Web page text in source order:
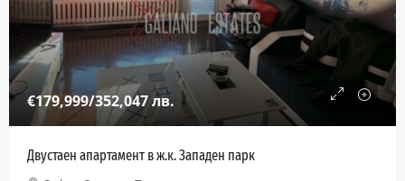
€179,999/352,047 лв.
Двустаен апартамент в ж.к. Западен парк